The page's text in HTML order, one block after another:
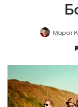
Марат